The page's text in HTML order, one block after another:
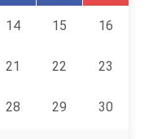
14 15 16
21 22 23
28 29 30